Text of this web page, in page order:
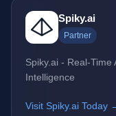
Spiky.ai
Partner
Spiky.ai - Real-Time
Intelligence
Visit Spiky.ai Today